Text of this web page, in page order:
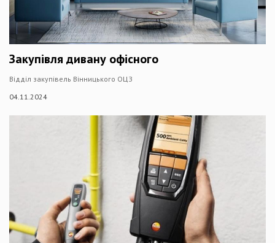
Закупівля дивану офісного
Відділ закупівель Вінницького ОЦЗ
04.11.2024